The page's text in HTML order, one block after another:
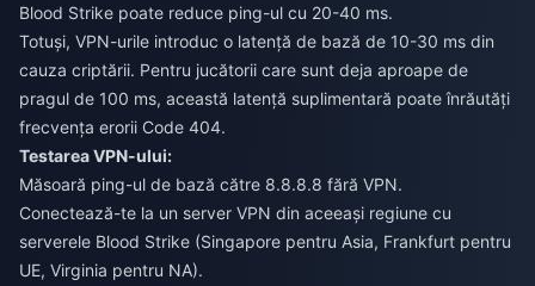
Blood Strike poate reduce ping-ul cu 20-40 ms.
Totuși, VPN-urile introduc o latență de bază de 10-30 ms din
cauza criptării. Pentru jucătorii care sunt deja aproape de
pragul de 100 ms, această latență suplimentară poate înrăutăți
frecvența erorii Code 404.
Testarea VPN-ului:
Măsoară ping-ul de bază către 8.8.8.8 fără VPN.
Conectează-te la un server VPN din aceeași regiune cu
serverele Blood Strike (Singapore pentru Asia, Frankfurt pentru
UE, Virginia pentru NA).